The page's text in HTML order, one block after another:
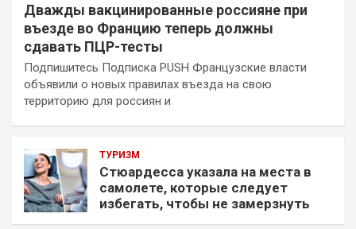
Дважды вакцинированные россияне при
въезде во Францию теперь должны
сдавать ПЦР-тесты
Подпишитесь Подписка PUSH Французские власти
объявили о новых правилах въезда на свою
территорию для россиян и
ТУРИЗМ
Стюардесса указала на места в
самолете, которые следует
избегать, чтобы не замерзнуть